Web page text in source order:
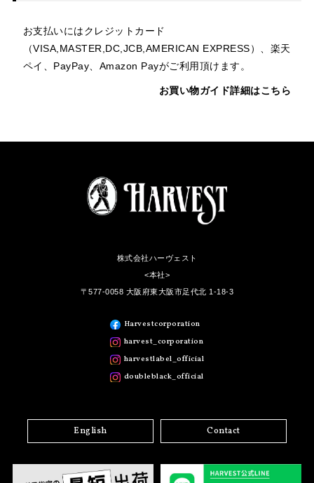
お支払いにはクレジットカード
（VISA,MASTER,DC,JCB,AMERICAN EXPRESS）、楽天
ペイ、PayPay、Amazon Payがご利用頂けます。
お買い物ガイド詳細はこちら
株式会社ハーヴェスト
<本社>
〒577-0058 大阪府東大阪市足代北 1-18-3
Harvestcorporation
harvest_corporation
harvestlabel_official
doubleblack_official
English Contact